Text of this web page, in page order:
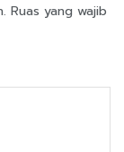
Ruas yang wajib